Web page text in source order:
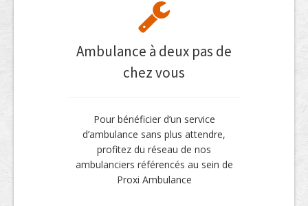
Ambulance à deux pas de
chez vous
Pour bénéficier d’un service
d’ambulance sans plus attendre,
profitez du réseau de nos
ambulanciers référencés au sein de
Proxi Ambulance